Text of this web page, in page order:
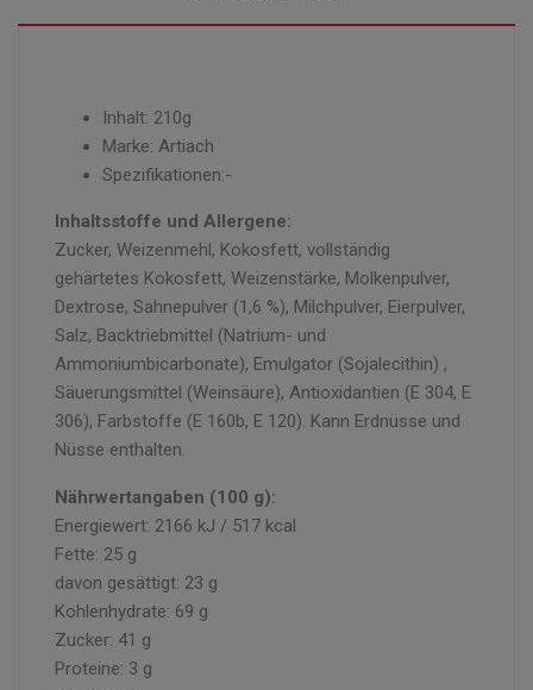
Inhalt: 210g
Marke: Artiach
Spezifikationen:-
Inhaltsstoffe und Allergene:
Zucker, Weizenmehl, Kokosfett, vollständig
gehärtetes Kokosfett, Weizenstärke, Molkenpulver,
Dextrose, Sahnepulver (1,6 %), Milchpulver, Eierpulver,
Salz, Backtriebmittel (Natrium- und
Ammoniumbicarbonate), Emulgator (Sojalecithin) ,
Säuerungsmittel (Weinsäure), Antioxidantien (E 304, E
306), Farbstoffe (E 160b, E 120). Kann Erdnüsse und
Nüsse enthalten.
Nährwertangaben (100 g):
Energiewert: 2166 kJ / 517 kcal
Fette: 25 g
davon gesättigt: 23 g
Kohlenhydrate: 69 g
Zucker: 41 g
Proteine: 3 g